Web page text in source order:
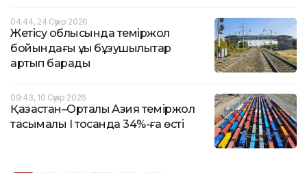
04:44, 24 Сәуір 2026
Жетісу облысында теміржол
бойындағы құқық бұзушылықтар
артып барады
09:43, 10 Сәуір 2026
Қазақстан–Орталық Азия теміржол
тасымалы І тоқсанда 34%-ға өсті